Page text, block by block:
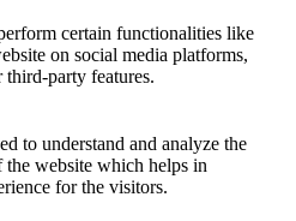
certain functionalities like
on social media platforms,
third-party features.
to understand and analyze the
website which helps in
for the visitors.